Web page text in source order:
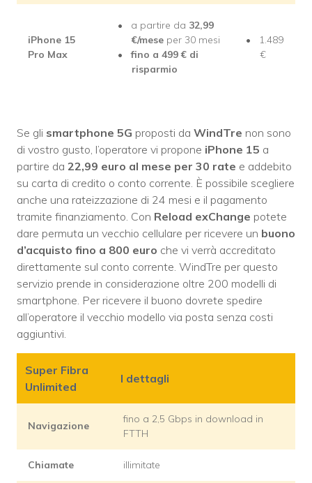
iPhone 15
Pro Max
a partire da 32,99
€/mese per 30 mesi
fino a 499 € di
risparmio
1.489
€
Se gli smartphone 5G proposti da WindTre non sono
di vostro gusto, l’operatore vi propone iPhone 15 a
partire da 22,99 euro al mese per 30 rate e addebito
su carta di credito o conto corrente. È possibile scegliere
anche una rateizzazione di 24 mesi e il pagamento
tramite finanziamento. Con Reload exChange potete
dare permuta un vecchio cellulare per ricevere un buono
d’acquisto fino a 800 euro che vi verrà accreditato
direttamente sul conto corrente. WindTre per questo
servizio prende in considerazione oltre 200 modelli di
smartphone. Per ricevere il buono dovrete spedire
all’operatore il vecchio modello via posta senza costi
aggiuntivi.
Super Fibra
Unlimited
I dettagli
Navigazione
fino a 2,5 Gbps in download in
FTTH
Chiamate illimitate